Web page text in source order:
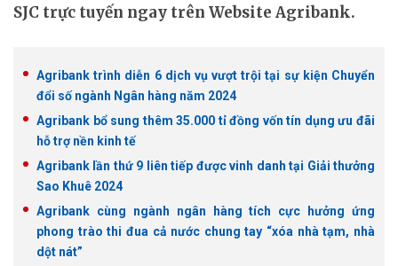
SJC trực tuyến ngay trên Website Agribank.
Agribank trình diễn 6 dịch vụ vượt trội tại sự kiện Chuyển
đổi số ngành Ngân hàng năm 2024
Agribank bổ sung thêm 35.000 tỉ đồng vốn tín dụng ưu đãi
hỗ trợ nền kinh tế
Agribank lần thứ 9 liên tiếp được vinh danh tại Giải thưởng
Sao Khuê 2024
Agribank cùng ngành ngân hàng tích cực hưởng ứng
phong trào thi đua cả nước chung tay “xóa nhà tạm, nhà
dột nát”